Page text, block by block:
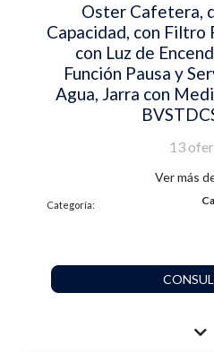
Oster Cafetera,
Capacidad, con
con Luz de
Función Pausa y
Agua, Jarra con
13
Ver más
Categoría: